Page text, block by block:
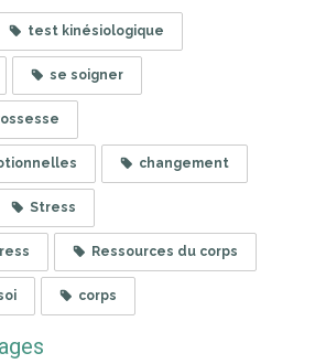
test kinésiologique
se soigner
changement
Stress
Ressources du corps
corps